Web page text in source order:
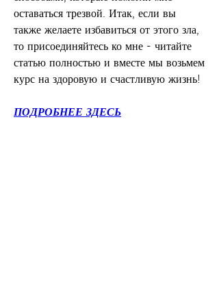
оставаться трезвой. Итак, если вы
также желаете избавиться от этого зла,
то присоединяйтесь ко мне - читайте
статью полностью и вместе мы возьмем
курс на здоровую и счастливую жизнь!
ПОДРОБНЕЕ ЗДЕСЬ